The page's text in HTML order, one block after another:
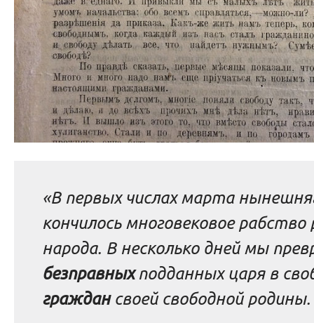
«В первых числах марта
кончилось многовековое рабство
народа. В несколько дней мы
безправныхподданных царя в
граждан своей свободной